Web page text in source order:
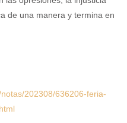
de una manera y termina en
202308/636206-feria-